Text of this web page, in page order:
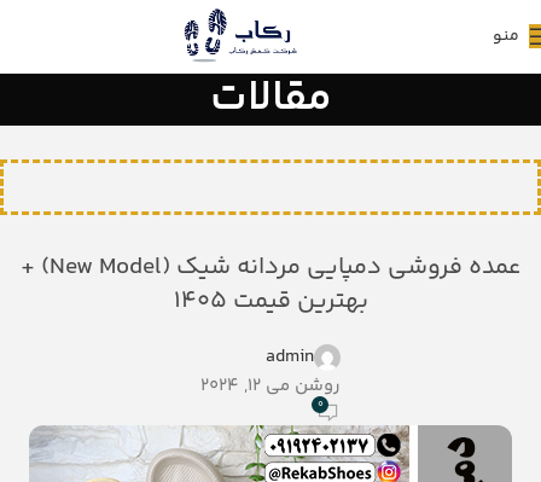
منو
مقالات
عمده فروشی دمپایی مردانه شیک (New Model) +
بهترین قیمت 1405
admin
روشن می 12, 2024
0